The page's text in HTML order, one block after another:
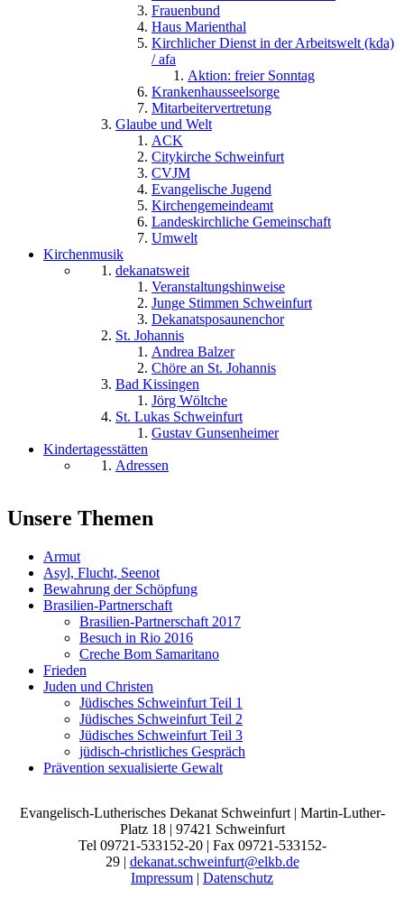
Frauenbund
Haus Marienthal
Kirchlicher Dienst in der Arbeitswelt (kda)
/ afa
Aktion: freier Sonntag
Krankenhausseelsorge
Mitarbeitervertretung
Glaube und Welt
ACK
Citykirche Schweinfurt
CVJM
Evangelische Jugend
Kirchengemeindeamt
Landeskirchliche Gemeinschaft
Umwelt
Kirchenmusik
dekanatsweit
Veranstaltungshinweise
Junge Stimmen Schweinfurt
Dekanatsposaunenchor
St. Johannis
Andrea Balzer
Chöre an St. Johannis
Bad Kissingen
Jörg Wöltche
St. Lukas Schweinfurt
Gustav Gunsenheimer
Kindertagesstätten
Adressen
Unsere Themen
Armut
Asyl, Flucht, Seenot
Bewahrung der Schöpfung
Brasilien-Partnerschaft
Brasilien-Partnerschaft 2017
Besuch in Rio 2016
Creche Bom Samaritano
Frieden
Juden und Christen
Jüdisches Schweinfurt Teil 1
Jüdisches Schweinfurt Teil 2
Jüdisches Schweinfurt Teil 3
jüdisch-christliches Gespräch
Prävention sexualisierte Gewalt
Evangelisch-Lutherisches Dekanat Schweinfurt | Martin-Luther-
Platz 18 | 97421 Schweinfurt
Tel 09721-533152-20 | Fax 09721-533152-
29 | dekanat.schweinfurt@elkb.de
Impressum | Datenschutz